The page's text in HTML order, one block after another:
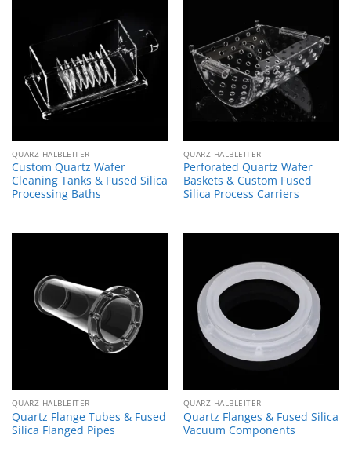
QUARZ-HALBLEITER
Custom Quartz Wafer
Cleaning Tanks & Fused Silica
Processing Baths
QUARZ-HALBLEITER
Perforated Quartz Wafer
Baskets & Custom Fused
Silica Process Carriers
QUARZ-HALBLEITER
Quartz Flange Tubes & Fused
Silica Flanged Pipes
QUARZ-HALBLEITER
Quartz Flanges & Fused Silica
Vacuum Components